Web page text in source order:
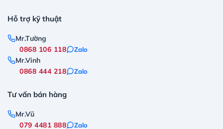
Hỗ trợ kỹ thuật
Mr.Tường
0868 106 118
Zalo
Mr.Vinh
0868 444 218
Zalo
Tư vấn bán hàng
Mr.Vũ
079 4481 888
Zalo